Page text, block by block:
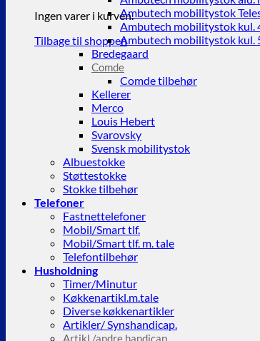
Ingen varer i kurven.
Tilbage til shoppen
Ambutech mobilitystok
Ambutech mobilitystok kul.
Ambutech mobilitystok kul.
Bredegaard
Comde
Comde tilbehør
Kellerer
Merco
Louis Hebert
Svarovsky
Svensk mobilitystok
Albuestokke
Støttestokke
Stokke tilbehør
Telefoner
Fastnettelefoner
Mobil/Smart tlf.
Mobil/Smart tlf. m. tale
Telefontilbehør
Husholdning
Timer/Minutur
Køkkenartikl.m.tale
Diverse køkkenartikler
Artikler/ Synshandicap.
Artikl./andre handicap